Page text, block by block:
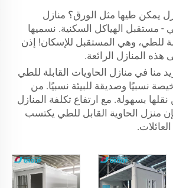
يمكن طيها مثل الورق؟ منازل
- مستقبل الهياكل السكنية. نسميها
للطي، وهي المستقبل للإسكان! إذن
هذه المنازل الرائعة.
منا في منازل الحاويات القابلة للطي
نسبيًا وصديقة للبيئة نسبيًا. من
بسهولة. مع ارتفاع تكلفة المنازل
منزل الحاوية القابل للطي يكتسب